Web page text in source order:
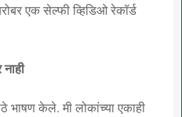
एक सेल्फी व्हिडिओ रेकॉर्ड
भाषण केले. मी लोकांच्या एकाही